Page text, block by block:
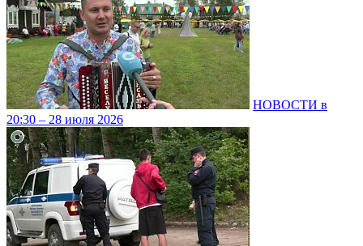
НОВОСТИ в
20:30 – 28 июля 2026